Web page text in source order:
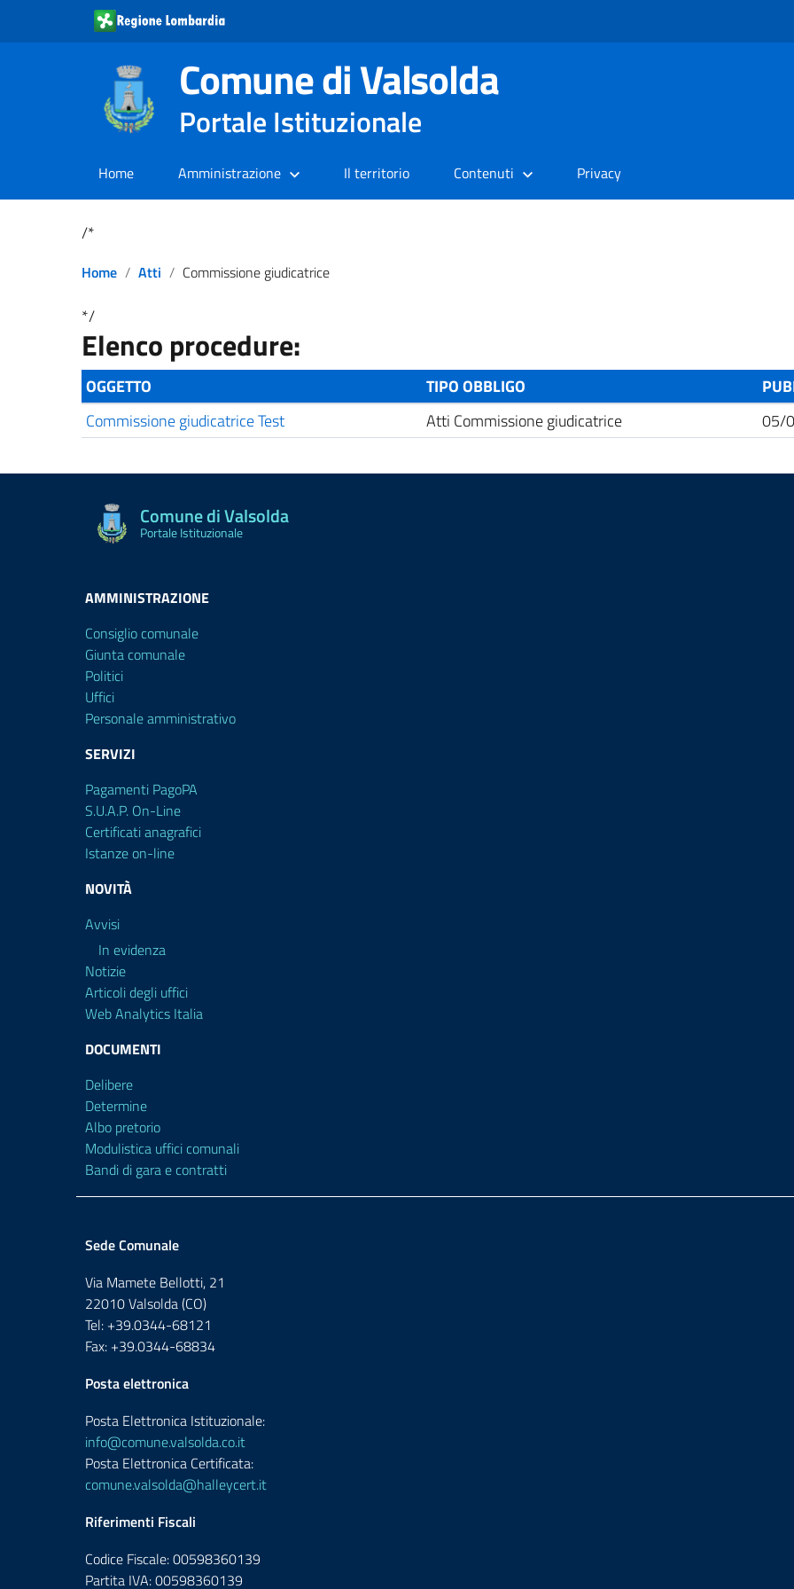
Comune di Valsolda
Portale Istituzionale
Home Amministrazione Il territorio Contenuti Privacy
/*
Home Atti Commissione giudicatrice
*/
Elenco procedure:
OGGETTO TIPO OBBLIGO
Commissione giudicatrice Test
Atti Commissione giudicatrice 05/
Comune di Valsolda
Portale Istituzionale
AMMINISTRAZIONE
Consiglio comunale
Giunta comunale
Politici
Uffici
Personale amministrativo
SERVIZI
Pagamenti PagoPA
S.U.A.P. On-Line
Certificati anagrafici
Istanze on-line
NOVITÀ
Avvisi
In evidenza
Notizie
Articoli degli uffici
Web Analytics Italia
DOCUMENTI
Delibere
Determine
Albo pretorio
Modulistica uffici comunali
Bandi di gara e contratti
Sede Comunale
Via Mamete Bellotti, 21
22010 Valsolda (CO)
Tel: +39.0344-68121
Fax: +39.0344-68834
Posta elettronica
Posta Elettronica Istituzionale:
info@comune.valsolda.co.it
Posta Elettronica Certificata:
comune.valsolda@halleycert.it
Riferimenti Fiscali
Codice Fiscale: 00598360139
Partita IVA: 00598360139